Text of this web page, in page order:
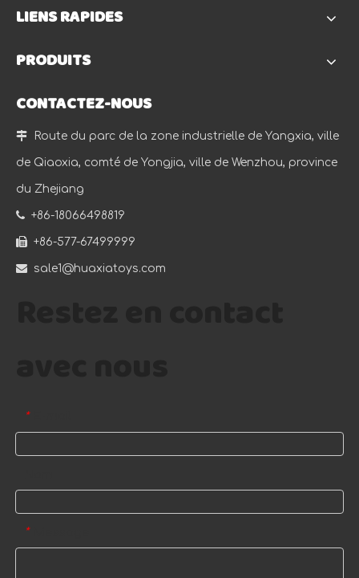
LIENS RAPIDES
PRODUITS
CONTACTEZ-NOUS
 Route du parc de la zone industrielle de Yangxia, ville
de Qiaoxia, comté de Yongjia, ville de Wenzhou, province
du Zhejiang
 +86-18066498819
 +86-577-67499999
 sale1@huaxiatoys.com
*
*